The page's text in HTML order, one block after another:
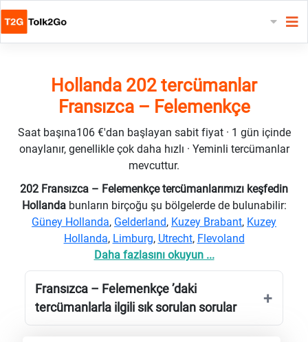
Hollanda 202 tercümanlar
Fransızca – Felemenkçe
Saat başına106 €'dan başlayan sabit fiyat · 1 gün içinde
onaylanır, genellikle çok daha hızlı · Yeminli tercümanlar
mevcuttur.
202 Fransızca – Felemenkçe tercümanlarımızı keşfedin
Hollanda bunların birçoğu şu bölgelerde de bulunabilir:
Güney Hollanda, Gelderland, Kuzey Brabant, Kuzey
Hollanda, Limburg, Utrecht, Flevoland
Daha fazlasını okuyun ...
Fransızca – Felemenkçe ’daki
tercümanlarla ilgili sık sorulan sorular